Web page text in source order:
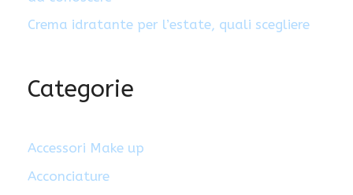
Crema idratante per l’estate, quali scegliere
Categorie
Accessori Make up
Acconciature